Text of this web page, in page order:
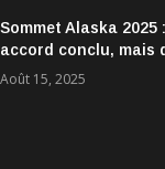
Sommet Alaska
accord conclu, mais
encourageantes
Août 15, 2025